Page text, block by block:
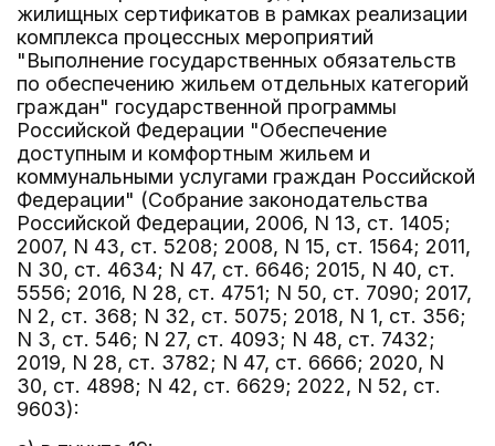
жилищных сертификатов в рамках реализации
комплекса процессных мероприятий
"Выполнение государственных обязательств
по обеспечению жильем отдельных категорий
граждан" государственной программы
Российской Федерации "Обеспечение
доступным и комфортным жильем и
коммунальными услугами граждан Российской
Федерации" (Собрание законодательства
Российской Федерации, 2006, N 13, ст. 1405;
2007, N 43, ст. 5208; 2008, N 15, ст. 1564; 2011,
N 30, ст. 4634; N 47, ст. 6646; 2015, N 40, ст.
5556; 2016, N 28, ст. 4751; N 50, ст. 7090; 2017,
N 2, ст. 368; N 32, ст. 5075; 2018, N 1, ст. 356;
N 3, ст. 546; N 27, ст. 4093; N 48, ст. 7432;
2019, N 28, ст. 3782; N 47, ст. 6666; 2020, N
30, ст. 4898; N 42, ст. 6629; 2022, N 52, ст.
9603):